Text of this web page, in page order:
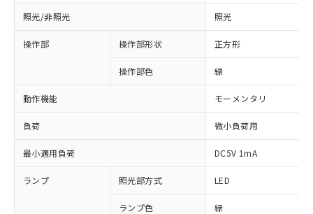
照光/非照光 照光
操作部 操作部形状 正方形
操作部色 緑
動作機能 モーメンタリ
負荷 微小負荷用
最小適用負荷 DC5V 1mA
ランプ 照光部方式 LED
ランプ色 緑